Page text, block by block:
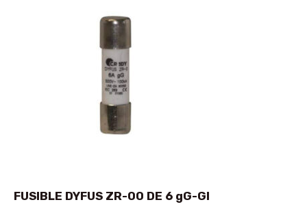
FUSIBLE DYFUS ZR-00 DE 6 gG-GI